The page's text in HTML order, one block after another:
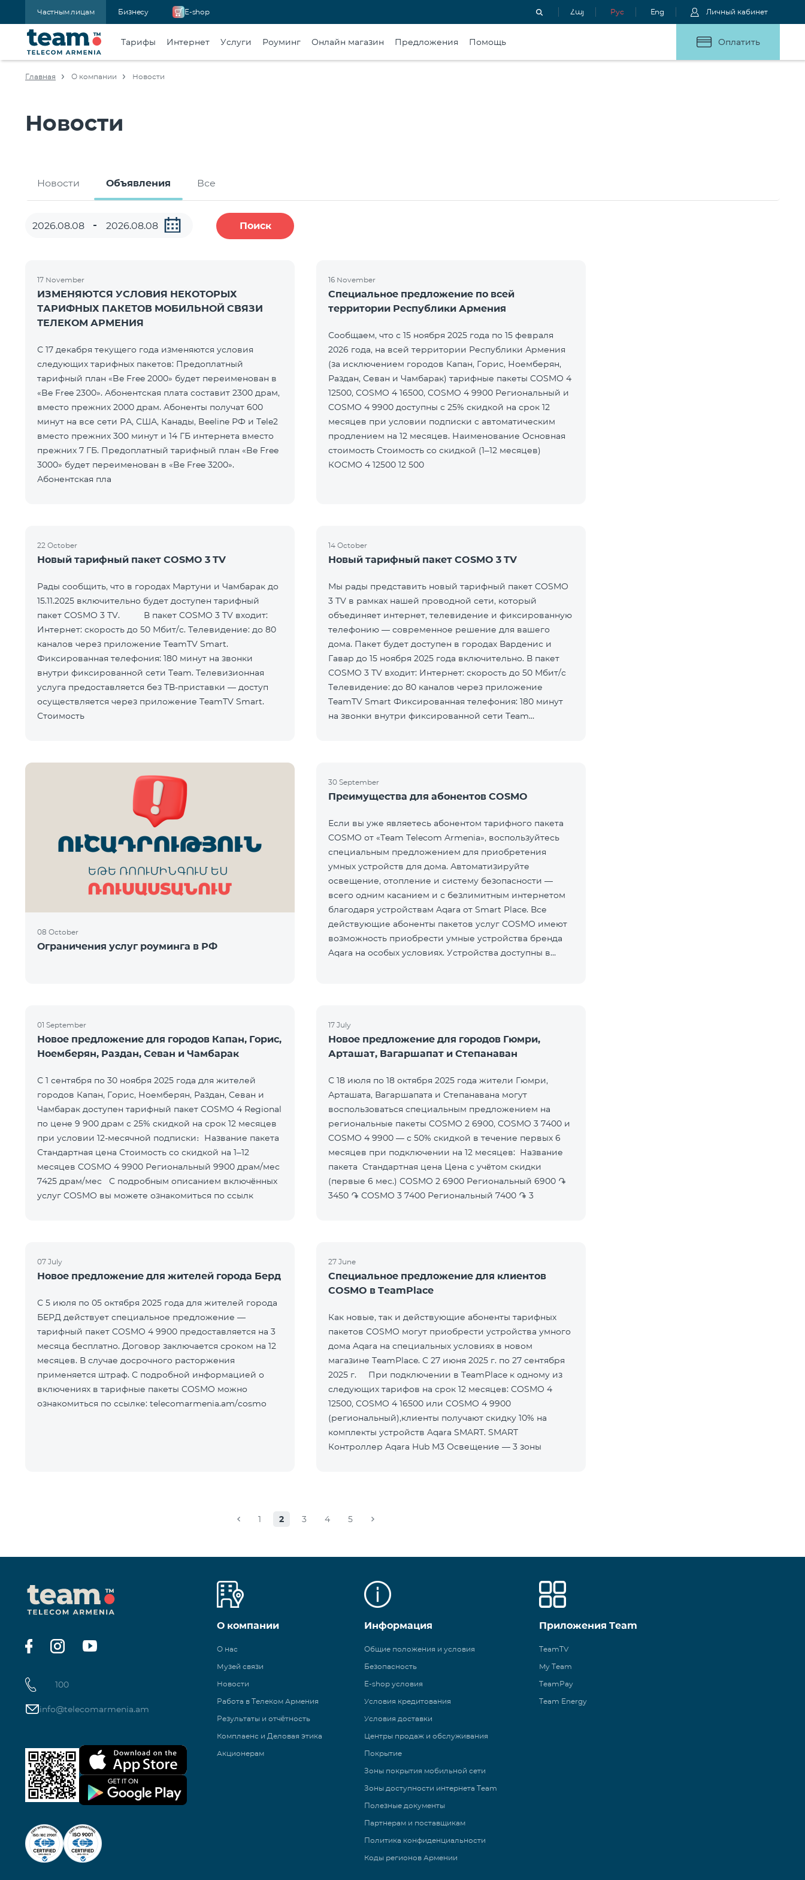
Частным лицам Бизнесу E-shop Հայ Рус Eng Личный кабинет
Тарифы Интернет Услуги Роуминг Онлайн магазин Предложения Помощь Оплатить
Главная О компании Новости
Новости
Новости Объявления Все
Поиск
17 November
ИЗМЕНЯЮТСЯ УСЛОВИЯ НЕКОТОРЫХ
ТАРИФНЫХ ПАКЕТОВ МОБИЛЬНОЙ СВЯЗИ
ТЕЛЕКОМ АРМЕНИЯ
С 17 декабря текущего года изменяются условия
следующих тарифных пакетов: Предоплатный
тарифный план «Be Free 2000» будет переименован в
«Be Free 2300». Абонентская плата составит 2300 драм,
вместо прежних 2000 драм. Абоненты получат 600
минут на все сети РА, США, Канады, Beeline РФ и Tele2
вместо прежних 300 минут и 14 ГБ интернета вместо
прежних 7 ГБ. Предоплатный тарифный план «Be Free
3000» будет переименован в «Be Free 3200».
Абонентская пла
16 November
Специальное предложение по всей
территории Республики Армения
Сообщаем, что с 15 ноября 2025 года по 15 февраля
2026 года, на всей территории Республики Армения
(за исключением городов Капан, Горис, Ноемберян,
Раздан, Севан и Чамбарак) тарифные пакеты COSMO 4
12500, COSMO 4 16500, COSMO 4 9900 Региональный и
COSMO 4 9900 доступны с 25% скидкой на срок 12
месяцев при условии подписки с автоматическим
продлением на 12 месяцев. Наименование Основная
стоимость Стоимость со скидкой (1–12 месяцев)
КОСМО 4 12500 12 500
22 October
Новый тарифный пакет COSMO 3 TV
Рады сообщить, что в городах Мартуни и Чамбарак до
15.11.2025 включительно будет доступен тарифный
пакет COSMO 3 TV. В пакет COSMO 3 TV входит:
Интернет: скорость до 50 Мбит/с. Телевидение: до 80
каналов через приложение TeamTV Smart.
Фиксированная телефония: 180 минут на звонки
внутри фиксированной сети Team. Телевизионная
услуга предоставляется без ТВ-приставки — доступ
осуществляется через приложение TeamTV Smart.
Стоимость
14 October
Новый тарифный пакет COSMO 3 TV
Мы рады представить новый тарифный пакет COSMO
3 TV в рамках нашей проводной сети, который
объединяет интернет, телевидение и фиксированную
телефонию — современное решение для вашего
дома. Пакет будет доступен в городах Варденис и
Гавар до 15 ноября 2025 года включительно. В пакет
COSMO 3 TV входит: Интернет: скорость до 50 Мбит/с
Телевидение: до 80 каналов через приложение
TeamTV Smart Фиксированная телефония: 180 минут
на звонки внутри фиксированной сети Team
08 October
Ограничения услуг роуминга в РФ
30 September
Преимущества для абонентов COSMO
Если вы уже являетесь абонентом тарифного пакета
COSMO от «Team Telecom Armenia», воспользуйтесь
специальным предложением для приобретения
умных устройств для дома. Автоматизируйте
освещение, отопление и систему безопасности —
всего одним касанием и с безлимитным интернетом
благодаря устройствам Aqara от Smart Place. Все
действующие абоненты пакетов услуг COSMO имеют
возможность приобрести умные устройства бренда
Aqara на особых условиях. Устройства доступны в
01 September
Новое предложение для городов Капан, Горис,
Ноемберян, Раздан, Севан и Чамбарак
С 1 сентября по 30 ноября 2025 года для жителей
городов Капан, Горис, Ноемберян, Раздан, Севан и
Чамбарак доступен тарифный пакет COSMO 4 Regional
по цене 9 900 драм с 25% скидкой на срок 12 месяцев
при условии 12-месячной подписки։ Название пакета
Стандартная цена Стоимость со скидкой на 1–12
месяцев COSMO 4 9900 Региональный 9900 драм/мес
7425 драм/мес С подробным описанием включённых
услуг COSMO вы можете ознакомиться по ссылк
17 July
Новое предложение для городов Гюмри,
Арташат, Вагаршапат и Степанаван
С 18 июля по 18 октября 2025 года жители Гюмри,
Арташата, Вагаршапата и Степанавана могут
воспользоваться специальным предложением на
региональные пакеты COSMO 2 6900, COSMO 3 7400 и
COSMO 4 9900 — с 50% скидкой в течение первых 6
месяцев при подключении на 12 месяцев: Название
пакета Стандартная цена Цена с учётом скидки
(первые 6 мес.) COSMO 2 6900 Региональный 6900 ֏
3450 ֏ COSMO 3 7400 Региональный 7400 ֏ 3
07 July
Новое предложение для жителей города Берд
С 5 июля по 05 октября 2025 года для жителей города
БЕРД действует специальное предложение —
тарифный пакет COSMO 4 9900 предоставляется на 3
месяца бесплатно. Договор заключается сроком на 12
месяцев. В случае досрочного расторжения
применяется штраф. С подробной информацией о
включениях в тарифные пакеты COSMO можно
ознакомиться по ссылке: telecomarmenia.am/cosmo
27 June
Специальное предложение для клиентов
COSMO в TeamPlace
Как новые, так и действующие абоненты тарифных
пакетов COSMO могут приобрести устройства умного
дома Aqara на специальных условиях в новом
магазине TeamPlace. С 27 июня 2025 г. по 27 сентября
2025 г. При подключении в TeamPlace к одному из
следующих тарифов на срок 12 месяцев: COSMO 4
12500, COSMO 4 16500 или COSMO 4 9900
(региональный),клиенты получают скидку 10% на
комплекты устройств Aqara SMART. SMART
Контроллер Aqara Hub M3 Освещение — 3 зоны
1 2 3 4 5
100
info@telecomarmenia.am
О компании
О нас
Музей связи
Новости
Работа в Телеком Армения
Результаты и отчётность
Комплаенс и Деловая этика
Акционерам
Информация
Общие положения и условия
Безопасность
E-shop условия
Условия кредитования
Условия доставки
Центры продаж и обслуживания
Покрытие
Зоны покрытия мобильной сети
Зоны доступности интернета Team
Полезные документы
Партнерам и поставщикам
Политика конфиденциальности
Коды регионов Армении
Приложения Team
TeamTV
My Team
TeamPay
Team Energy